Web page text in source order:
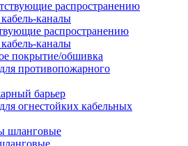
распространению
каналы
покрытие/обшивка
противопожарного
барьер
огнестойких кабельных